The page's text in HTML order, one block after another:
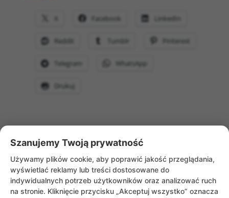
Facebook LinkedIn
Reddit Tumblr Pinterest
Telegram WhatsApp
Drukuj
WRÓĆ DO AKTUALNOŚCI
Szanujemy Twoją prywatność
Używamy plików cookie, aby poprawić jakość przeglądania,
wyświetlać reklamy lub treści dostosowane do
indywidualnych potrzeb użytkowników oraz analizować ruch
na stronie. Kliknięcie przycisku „Akceptuj wszystko” oznacza